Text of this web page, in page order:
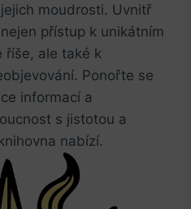
moudrosti. Uvnitř
přístup k ‍unikátním
říše, ‍ale také k
Ponořte se
⁣informací a
⁢s jistotou ⁤a⁣
nabízí.